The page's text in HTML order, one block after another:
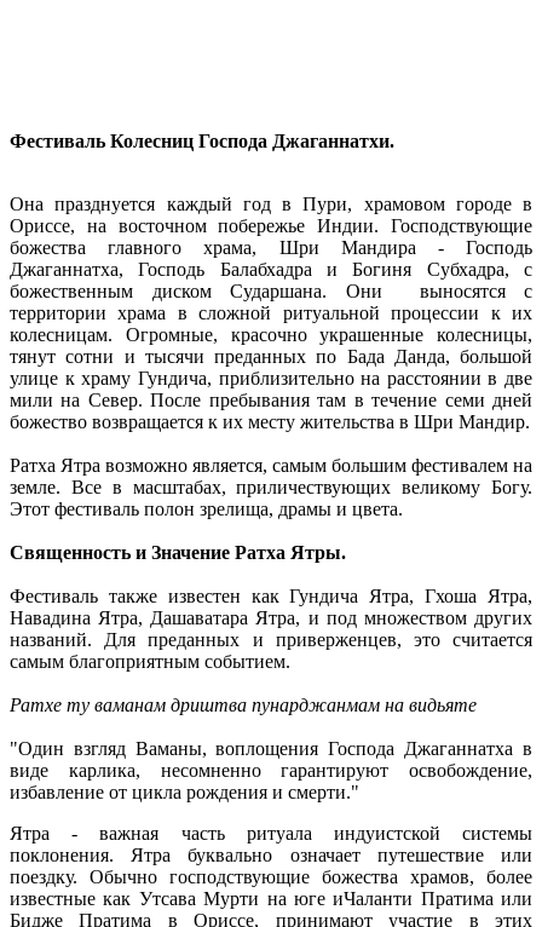
Фестиваль Колесниц Господа Джаганнатхи.
Она празднуется каждый год в Пури, храмовом городе в
Ориссе, на восточном побережье Индии. Господствующие
божества главного храма, Шри Мандира - Господь
Джаганнатха, Господь Балабхадра и Богиня Субхадра, с
божественным диском Сударшана. Они выносятся с
территории храма в сложной ритуальной процессии к их
колесницам. Огромные, красочно украшенные колесницы,
тянут сотни и тысячи преданных по Бада Данда, большой
улице к храму Гундича, приблизительно на расстоянии в две
мили на Север. После пребывания там в течение семи дней
божество возвращается к их месту жительства в Шри Мандир.
Ратха Ятра возможно является, самым большим фестивалем на
земле. Все в масштабах, приличествующих великому Богу.
Этот фестиваль полон зрелища, драмы и цвета.
Священность и Значение Ратха Ятры.
Фестиваль также известен как Гундича Ятра, Гхоша Ятра,
Навадина Ятра, Дашаватара Ятра, и под множеством других
названий. Для преданных и приверженцев, это считается
самым благоприятным событием.
Ратхе ту ваманам дриштва пунарджанмам на видьяте
"Один взгляд Ваманы, воплощения Господа Джаганнатха в
виде карлика, несомненно гарантируют освобождение,
избавление от цикла рождения и смерти."
Ятра - важная часть ритуала индуистской системы
поклонения. Ятра буквально означает путешествие или
поездку. Обычно господствующие божества храмов, более
известные как Утсава Мурти на юге иЧаланти Пратима или
Бидже Пратима в Ориссе, принимают участие в этих